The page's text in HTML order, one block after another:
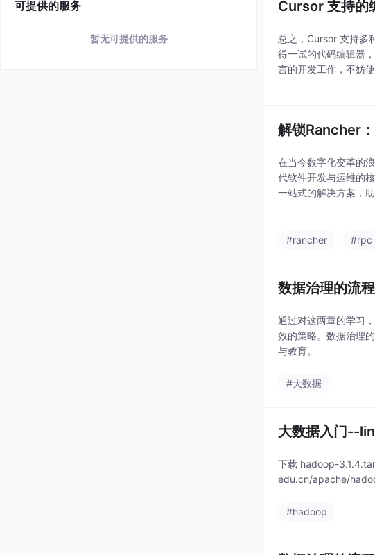
可提供的服务
暂无可提供的服务
Cursor 支持的
总之，Cursor 支持多
得一试的代码编辑器
言的开发工作，不妨
解锁Rancher
在当今数字化变革的
代软件开发与运维的
一站式的解决方案，
#rancher #rpc
数据治理的流
通过对这两章的学习
效的策略。数据治理
与教育。
#大数据
大数据入门--
下载 hadoop-
edu.cn/apache/
#hadoop